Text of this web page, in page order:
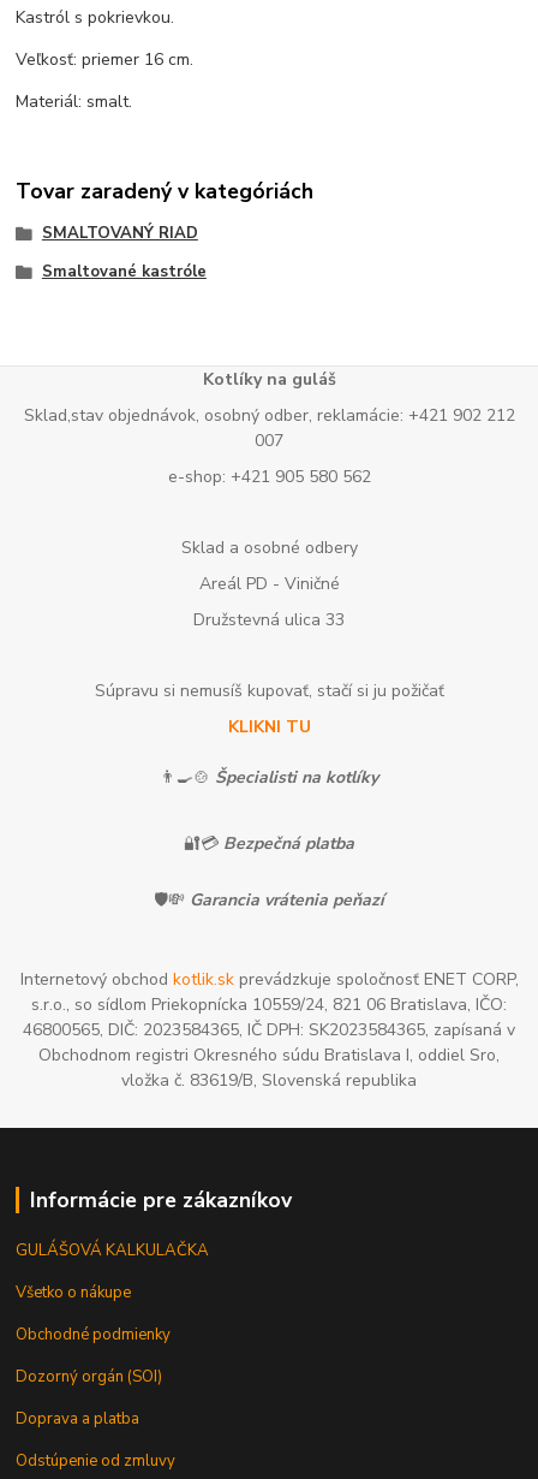
Kastról s pokrievkou.
Veľkosť: priemer 16 cm.
Materiál: smalt.
Tovar zaradený v kategóriách
SMALTOVANÝ RIAD
Smaltované kastróle
Kotlíky na guláš
Sklad,stav objednávok, osobný odber, reklamácie: +421 902 212
007
e-shop: +421 905 580 562
Sklad a osobné odbery
Areál PD - Viničné
Družstevná ulica 33
Súpravu si nemusíš kupovať, stačí si ju požičať
KLIKNI TU
👨‍🍳🍲 Špecialisti na kotlíky
🔐💳 Bezpečná platba
🛡️💸 Garancia vrátenia peňazí
Internetový obchod kotlik.skprevádzkuje spoločnosť ENET CORP,
s.r.o., so sídlom Priekopnícka 10559/24, 821 06 Bratislava, IČO:
46800565, DIČ: 2023584365, IČ DPH: SK2023584365, zapísaná v
Obchodnom registri Okresného súdu Bratislava I, oddiel Sro,
vložka č. 83619/B, Slovenská republika
Informácie pre zákazníkov
GULÁŠOVÁ KALKULAČKA
Všetko o nákupe
Obchodné podmienky
Dozorný orgán (SOI)
Doprava a platba
Odstúpenie od zmluvy